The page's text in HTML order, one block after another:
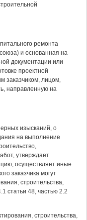
ремонта
и основанная на
документации или
проектной
заказчиком, лицом,
направленную на
изысканий, о
на выполнение
утверждает
осуществляет иные
заказчика могут
строительства,
статьи 48, частью 2.2
строительства,